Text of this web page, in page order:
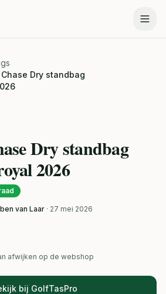
Dry standbag
Dry standbag
2026
van Laar · 27 mei 2026
afwijken op de webshop
bij GolfTasPro